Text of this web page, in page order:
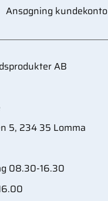
Ansøgning kundekonto
AB
5, 234 35 Lomma
08.30-16.30